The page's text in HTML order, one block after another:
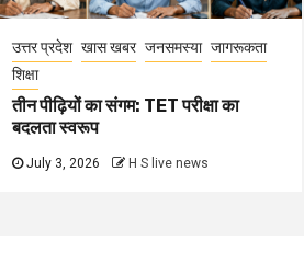
उत्तर प्रदेश खास खबर जनसमस्या जागरूकता
शिक्षा
तीन पीढ़ियों का संगम: TET परीक्षा का
बदलता स्वरूप
July 3, 2026 H S live news